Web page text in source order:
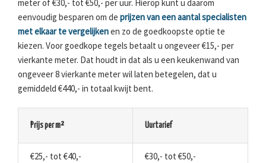
meter of €30,- tot €50,- per uur. Hierop kunt u daarom
eenvoudig besparen om de prijzen van een aantal specialisten
met elkaar te vergelijkenen zo de goedkoopste optie te
kiezen. Voor goedkope tegels betaalt u ongeveer €15,- per
vierkante meter. Dat houdt in dat als u een keukenwand van
ongeveer 8 vierkante meter wil laten betegelen, dat u
gemiddeld €440,- in totaal kwijt bent.
Prijs per m² Uurtarief
€25,- tot €40,- €30,- tot €50,-